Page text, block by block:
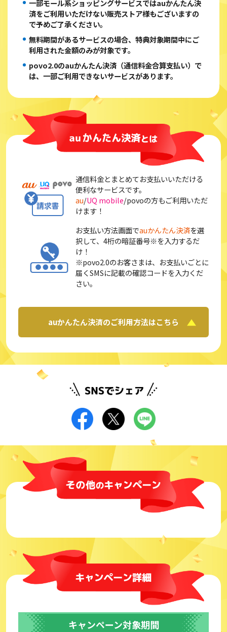
・auスマートパスプレミアムミュージック
・auナビウォーク
・auカーナビ
・au助手席ナビ
・Music Store powered by レコチョク
・auニュースEX
・au Online Shop
・au Live Streaming
・KKBOX
・auわんにゃんサポートWEB
一部モール系ショッピングサービスではauかんたん決
済をご利用いただけない販売ストア様もございますの
で予めご了承ください。
無料期間があるサービスの場合、特典対象期間中にご
利用された金額のみが対象です。
povo2.0のauかんたん決済（通信料金合算支払い）で
は、一部ご利用できないサービスがあります。
通信料金とまとめてお支払いいただける
便利なサービスです。
au/UQ mobile/povoの方もご利用いただ
けます！
お支払い方法画面でauかんたん決済を選
択して、4桁の暗証番号※を入力するだ
け！
※povo2.0のお客さまは、お支払いごとに
届くSMSに記載の確認コードを入力くだ
さい。
auかんたん決済のご利用方法はこちら
キャンペーン対象期間